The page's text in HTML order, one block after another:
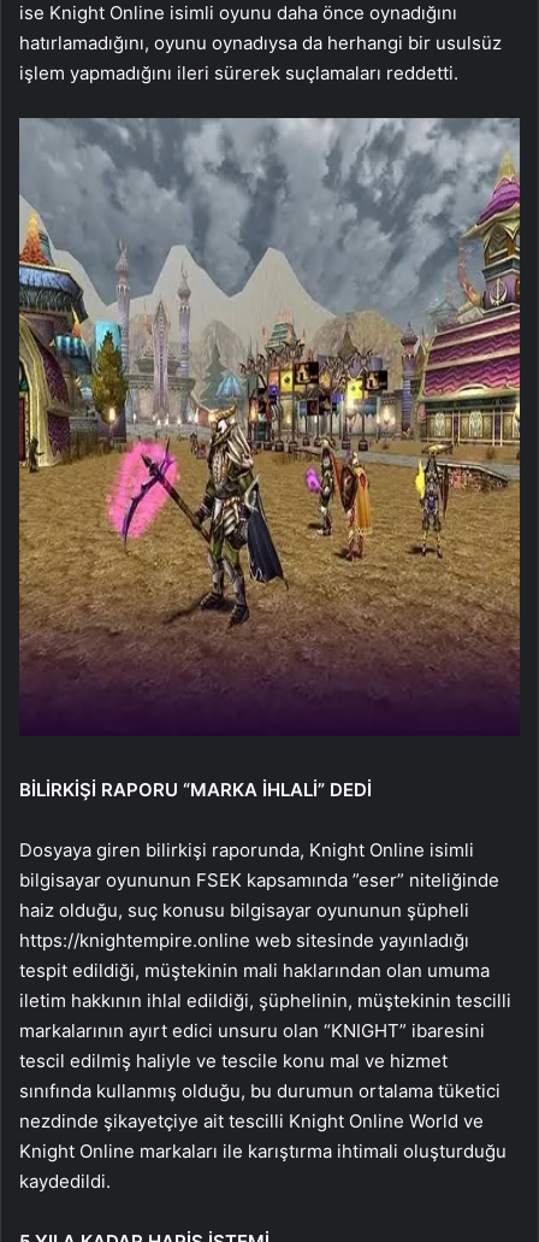
ise Knight Online isimli oyunu daha önce oynadığını
hatırlamadığını, oyunu oynadıysa da herhangi bir usulsüz
işlem yapmadığını ileri sürerek suçlamaları reddetti.
BİLİRKİŞİ RAPORU “MARKA İHLALİ” DEDİ
Dosyaya giren bilirkişi raporunda, Knight Online isimli
bilgisayar oyununun FSEK kapsamında ”eser” niteliğinde
haiz olduğu, suç konusu bilgisayar oyununun şüpheli
https://knightempire.online web sitesinde yayınladığı
tespit edildiği, müştekinin mali haklarından olan umuma
iletim hakkının ihlal edildiği, şüphelinin, müştekinin tescilli
markalarının ayırt edici unsuru olan “KNIGHT” ibaresini
tescil edilmiş haliyle ve tescile konu mal ve hizmet
sınıfında kullanmış olduğu, bu durumun ortalama tüketici
nezdinde şikayetçiye ait tescilli Knight Online World ve
Knight Online markaları ile karıştırma ihtimali oluşturduğu
kaydedildi.